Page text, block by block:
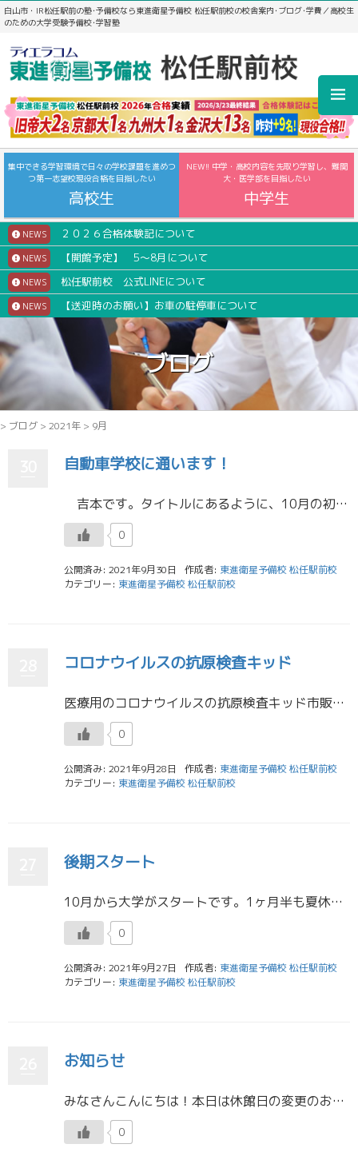
白山市・IR松任駅前の塾･予備校なら東進衛星予備校 松任駅前校の校舎案内･ブログ･学費／高校生
のための大学受験予備校･学習塾
集中できる学習環境で日々の学校課題を進めつ
つ第一志望校現役合格を目指したい
高校生
NEW!! 中学・高校内容を先取り学習し、難関
大・医学部を目指したい
中学生
NEWS ２０２６合格体験記について
NEWS 【開館予定】 5～8月について
NEWS 松任駅前校 公式LINEについて
NEWS 【送迎時のお願い】お車の駐停車について
ブログ
> ブログ > 2021年 > 9月
自動車学校に通います！
吉本です。タイトルにあるように、10月の初めから自動車学校に通い始めることになりました！僕の住んでいるもりの里から松任駅前校まで公共交通機関だと1時間もかかるのですが、車になって30分程度通勤時間が短くなるので、できる […]
0
公開済み: 2021年9月30日 作成者: 東進衛星予備校 松任駅前校
カテゴリー: 東進衛星予備校 松任駅前校
コロナウイルスの抗原検査キッド
医療用のコロナウイルスの抗原検査キッド市販の認可が下りたみたいですが、みなさんはご自宅に常備する予定ですか？ この検査キッドでの検査結果が陽性の場合、病院は患者の受け入れに当たって身構えるのでしょうか？そもそも病院に行く […]
0
公開済み: 2021年9月28日 作成者: 東進衛星予備校 松任駅前校
カテゴリー: 東進衛星予備校 松任駅前校
後期スタート
10月から大学がスタートです。1ヶ月半も夏休みがありましたが、韓国ドラマをずっと見ていたらあっという間に終わってしまいました。。。また毎日早起きしなければならりませんが、切り替えて頑張ります！ もうすぐ学校のテストですね […]
0
公開済み: 2021年9月27日 作成者: 東進衛星予備校 松任駅前校
カテゴリー: 東進衛星予備校 松任駅前校
お知らせ
みなさんこんにちは！本日は休館日の変更のお知らせです！ 来月の休館日は10/20(水)に変更になります！ またその影響で高3と高2のHRがそれぞれ10/19(火)、10/21(木)に変更になります いよいよ入試も近づいて […]
0